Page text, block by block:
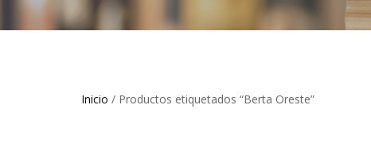
Inicio / Productos etiquetados “Berta Oreste”